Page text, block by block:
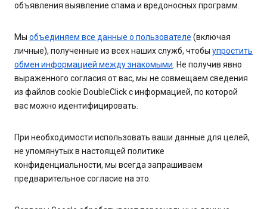
объявления выявление спама и вредоносных программ.
Мы объединяем все данные о пользователе (включая
личные), полученные из всех наших служб, чтобы упростить
обмен информацией между знакомыми. Не получив явно
выраженного согласия от вас, мы не совмещаем сведения
из файлов cookie DoubleClick с информацией, по которой
вас можно идентифицировать.
При необходимости использовать ваши данные для целей,
не упомянутых в настоящей политике
конфиденциальности, мы всегда запрашиваем
предварительное согласие на это.